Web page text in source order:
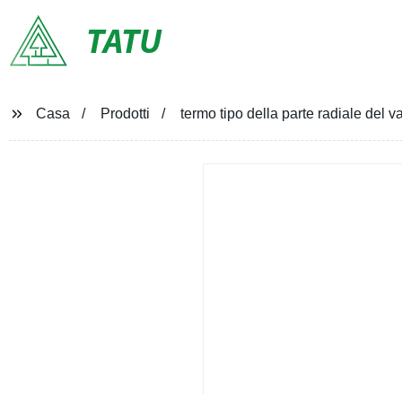
TATU
Casa Prodotti termo tipo della parte radiale del